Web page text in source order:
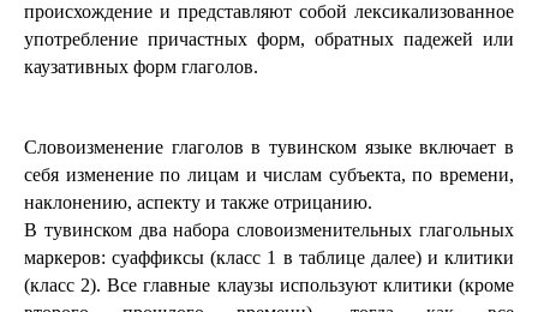
происхождение и представляют собой лексикализованное
употребление причастных форм, обратных падежей или
каузативных форм глаголов.
Словоизменение глаголов в тувинском языке включает в
себя изменение по лицам и числам субъекта, по времени,
наклонению, аспекту и также отрицанию.
В тувинском два набора словоизменительных глагольных
маркеров: суаффиксы (класс 1 в таблице далее) и клитики
(класс 2). Все главные клаузы используют клитики (кроме